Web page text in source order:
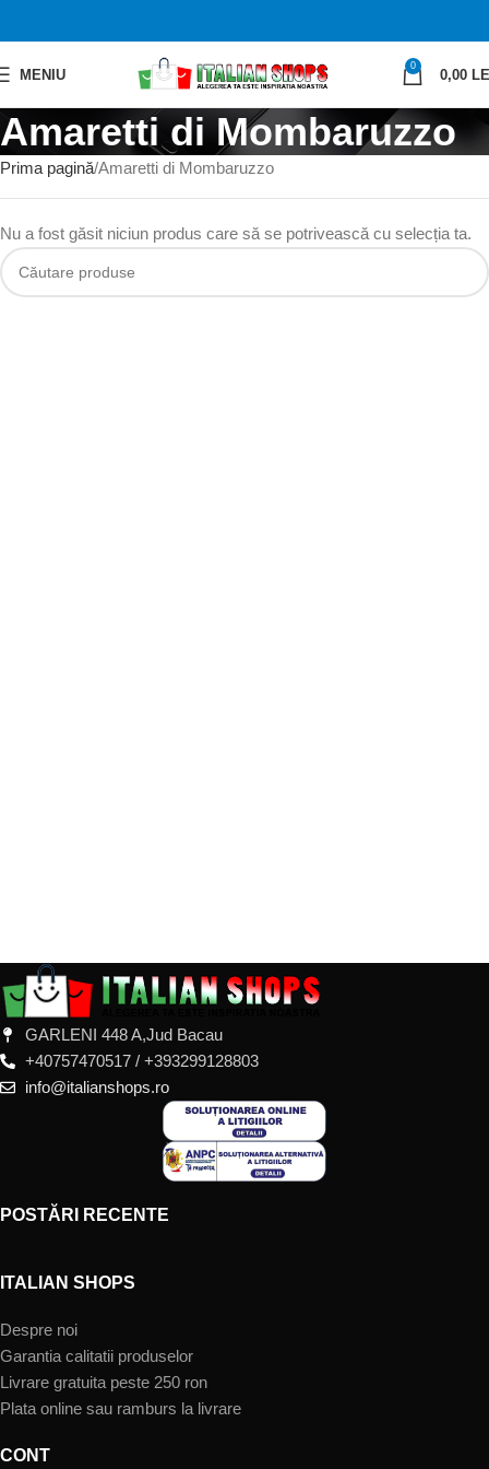
MENIU
0
0,00
Amaretti di Mombaruzzo
Prima pagină Amaretti di Mombaruzzo
Nu a fost găsit niciun produs care să se potrivească cu selecția ta.
GARLENI 448 A,Jud Bacau
+40757470517 / +393299128803
info@italianshops.ro
POSTĂRI RECENTE
ITALIAN SHOPS
Despre noi
Garantia calitatii produselor
Livrare gratuita peste 250 ron
Plata online sau ramburs la livrare
CONT